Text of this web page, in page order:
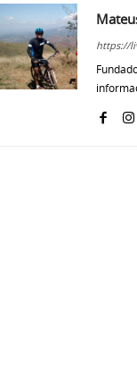
https://